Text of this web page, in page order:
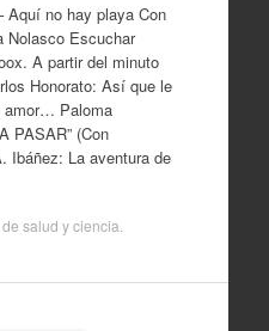
no hay playa Con
Nolasco Escuchar
A partir del minuto
Honorato: Así que le
amor… Paloma
PASAR” (Con
Ibáñez: La aventura de
salud y ciencia